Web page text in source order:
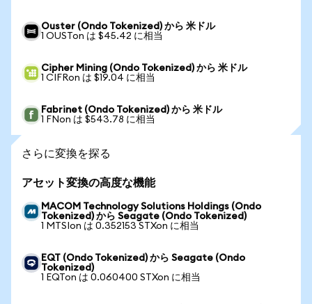
Ouster (Ondo Tokenized) から 米ドル
1 OUSTon は $45.42 に相当
Cipher Mining (Ondo Tokenized) から 米ドル
1 CIFRon は $19.04 に相当
Fabrinet (Ondo Tokenized) から 米ドル
1 FNon は $543.78 に相当
さらに変換を探る
アセット変換の高度な機能
MACOM Technology Solutions Holdings (Ondo
Tokenized) から Seagate (Ondo Tokenized)
1 MTSIon は 0.352153 STXon に相当
EQT (Ondo Tokenized) から Seagate (Ondo
Tokenized)
1 EQTon は 0.060400 STXon に相当